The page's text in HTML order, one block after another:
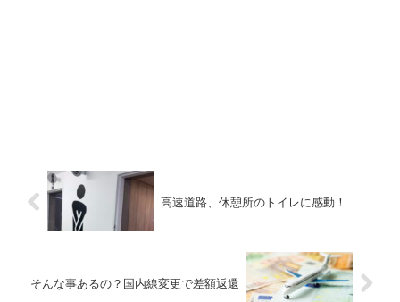
高速道路、休憩所のトイレに感動！
そんな事あるの？国内線変更で差額返還